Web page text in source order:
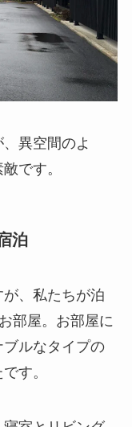
異空間のよ
です。
泊
、私たちが泊
部屋。お部屋に
ルなタイプの
す。